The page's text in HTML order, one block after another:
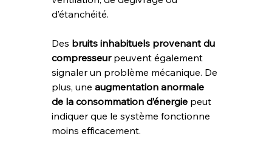
d’étanchéité.
Des bruits inhabituels provenant du
compresseur peuvent également
signaler un problème mécanique. De
plus, une augmentation anormale
de la consommation d’énergie peut
indiquer que le système fonctionne
moins efficacement.